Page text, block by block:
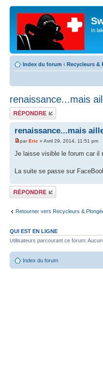
In
Index du forum ‹ Recycleurs &
renaissance...mais
Répondre
renaissance...mais
parEric » Avril 29, 2014, 11:51 pm
Je laisse visible le forum car il
La suite se passe sur
Répondre
Retourner vers Recycleurs &
QUI EST EN LIGNE
Utilisateurs parcourant ce forum:
Index du forum